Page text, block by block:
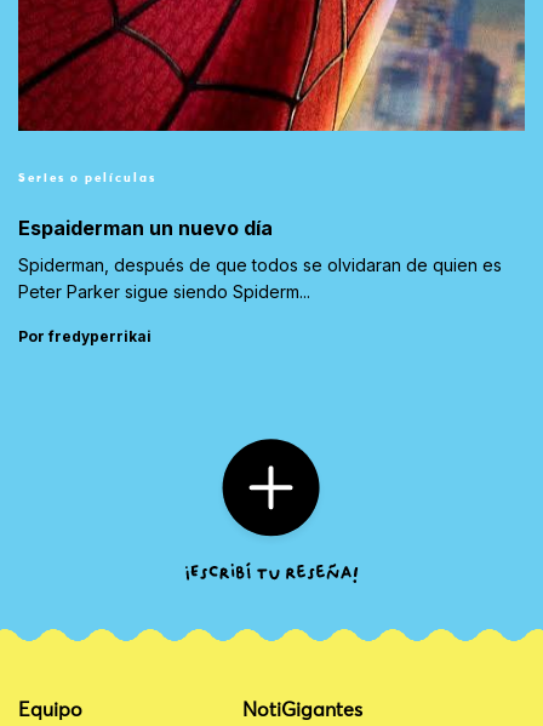
Series o películas
Espaiderman un nuevo día
Spiderman, después de que todos se olvidaran de quien es
Peter Parker sigue siendo Spiderm...
Por fredyperrikai
Equipo NotiGigantes